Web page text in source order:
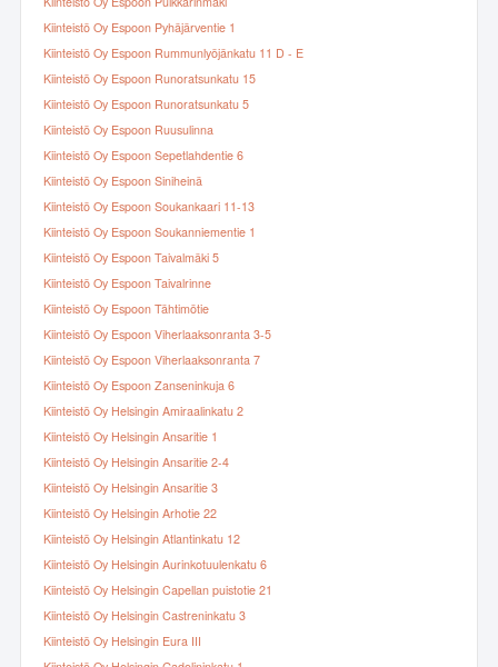
Kiinteistö Oy Espoon Pyhäjärventie 1
Kiinteistö Oy Espoon Rummunlyöjänkatu 11 D - E
Kiinteistö Oy Espoon Runoratsunkatu 15
Kiinteistö Oy Espoon Runoratsunkatu 5
Kiinteistö Oy Espoon Ruusulinna
Kiinteistö Oy Espoon Sepetlahdentie 6
Kiinteistö Oy Espoon Siniheinä
Kiinteistö Oy Espoon Soukankaari 11-13
Kiinteistö Oy Espoon Soukanniementie 1
Kiinteistö Oy Espoon Taivalmäki 5
Kiinteistö Oy Espoon Taivalrinne
Kiinteistö Oy Espoon Tähtimötie
Kiinteistö Oy Espoon Viherlaaksonranta 3-5
Kiinteistö Oy Espoon Viherlaaksonranta 7
Kiinteistö Oy Espoon Zanseninkuja 6
Kiinteistö Oy Helsingin Amiraalinkatu 2
Kiinteistö Oy Helsingin Ansaritie 1
Kiinteistö Oy Helsingin Ansaritie 2-4
Kiinteistö Oy Helsingin Ansaritie 3
Kiinteistö Oy Helsingin Arhotie 22
Kiinteistö Oy Helsingin Atlantinkatu 12
Kiinteistö Oy Helsingin Aurinkotuulenkatu 6
Kiinteistö Oy Helsingin Capellan puistotie 21
Kiinteistö Oy Helsingin Castreninkatu 3
Kiinteistö Oy Helsingin Eura III